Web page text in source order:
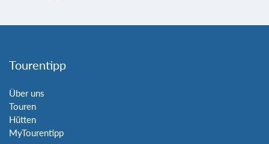
Tourentipp
Über uns
Touren
Hütten
MyTourentipp